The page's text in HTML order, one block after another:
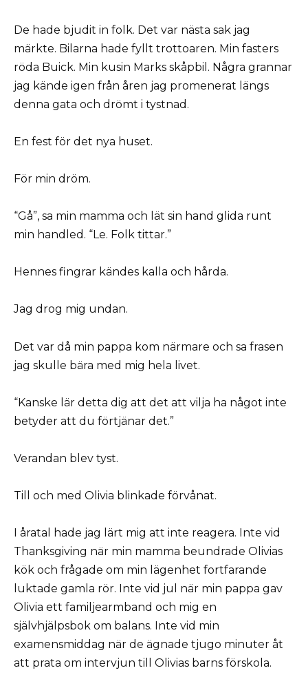
De hade bjudit in folk. Det var nästa sak jag
märkte. Bilarna hade fyllt trottoaren. Min fasters
röda Buick. Min kusin Marks skåpbil. Några grannar
jag kände igen från åren jag promenerat längs
denna gata och drömt i tystnad.
En fest för det nya huset.
För min dröm.
“Gå”, sa min mamma och lät sin hand glida runt
min handled. “Le. Folk tittar.”
Hennes fingrar kändes kalla och hårda.
Jag drog mig undan.
Det var då min pappa kom närmare och sa frasen
jag skulle bära med mig hela livet.
“Kanske lär detta dig att det att vilja ha något inte
betyder att du förtjänar det.”
Verandan blev tyst.
Till och med Olivia blinkade förvånat.
I åratal hade jag lärt mig att inte reagera. Inte vid
Thanksgiving när min mamma beundrade Olivias
kök och frågade om min lägenhet fortfarande
luktade gamla rör. Inte vid jul när min pappa gav
Olivia ett familjearmband och mig en
självhjälpsbok om balans. Inte vid min
examensmiddag när de ägnade tjugo minuter åt
att prata om intervjun till Olivias barns förskola.